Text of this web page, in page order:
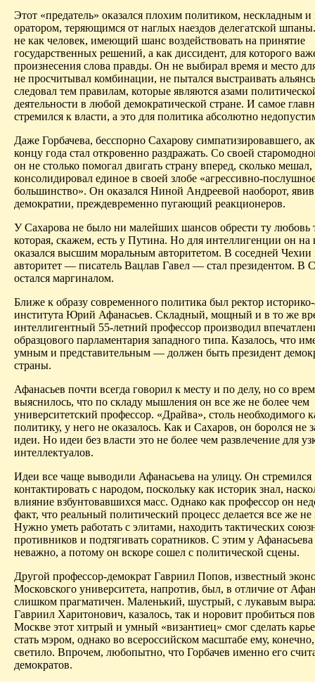
Этот «предатель» оказался плохим политиком, нескладным
оратором, теряющимся от наглых наездов делегатской шпаны
не как человек, имеющий шанс воздействовать на принятие
государственных решений, а как диссидент, для которого
произнесения слова правды. Он не выбирал время и место
не просчитывал комбинации, не пытался выстраивать
следовал тем правилам, которые являются азами
деятельности в любой демократической стране. И самое
стремился к власти, а это для политика абсолютно
Даже Горбачева, бесспорно Сахарову симпатизировавшего,
концу года стал откровенно раздражать. Со своей
он не столько помогал двигать страну вперед, сколько мешал,
консолидировал единое в своей злобе «агрессивно-
большинство». Он оказался Ниной Андреевой наоборот,
демократии, преждевременно пугающий реакционеров.
У Сахарова не было ни малейших шансов обрести ту любовь
которая, скажем, есть у Путина. Но для интеллигенции он на
оказался высшим моральным авторитетом. В соседней
авторитет — писатель Вацлав Гавел — стал президентом. В
остался маргиналом.
Ближе к образу современного политика был ректор
института Юрий Афанасьев. Складный, мощный и в то же
интеллигентный 55-летний профессор производил
образцового парламентария западного типа. Казалось, что
умным и представительным — должен быть президент
страны.
Афанасьев почти всегда говорил к месту и по делу, но со
выяснилось, что по складу мышления он все же не более чем
университетский профессор. «Драйва», столь необходимого
политику, у него не оказалось. Как и Сахаров, он боролся не
идеи. Но идеи без власти это не более чем развлечение для
интеллектуалов.
Идеи все чаще выводили Афанасьева на улицу. Он стремился
контактировать с народом, поскольку как историк знал,
влияние взбунтовавшихся масс. Однако как профессор он
факт, что реальный политический процесс делается все же
Нужно уметь работать с элитами, находить тактических
противников и подтягивать соратников. С этим у Афанасьева
неважно, а потому он вскоре сошел с политической сцены.
Другой профессор-демократ Гавриил Попов, известный
Московского университета, напротив, был, в отличие от
слишком прагматичен. Маленький, шустрый, с лукавым
Гавриил Харитонович, казалось, так и норовит пробиться
Москве этот хитрый и умный «византиец» смог сделать
стать мэром, однако во всероссийском масштабе ему,
светило. Впрочем, любопытно, что Горбачев именно его
демократов.